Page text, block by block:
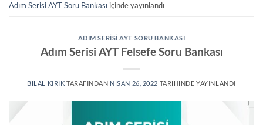
Adım Serisi AYT Soru Bankası içinde yayınlandı
ADIM SERISI AYT SORU BANKASI
Adım Serisi AYT Felsefe Soru Bankası
BILAL KIRIK TARAFINDAN NISAN 26, 2022 TARIHINDE YAYINLANDI